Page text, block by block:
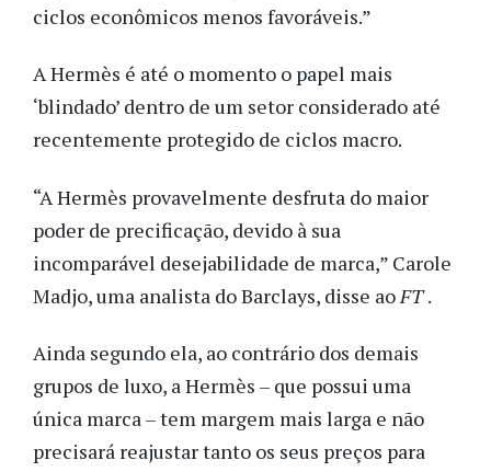
ciclos econômicos menos favoráveis.”
A Hermès é até o momento o papel mais
‘blindado’ dentro de um setor considerado até
recentemente protegido de ciclos macro.
“A Hermès provavelmente desfruta do maior
poder de precificação, devido à sua
incomparável desejabilidade de marca,” Carole
Madjo, uma analista do Barclays, disse ao FT.
Ainda segundo ela, ao contrário dos demais
grupos de luxo, a Hermès – que possui uma
única marca – tem margem mais larga e não
precisará reajustar tanto os seus preços para